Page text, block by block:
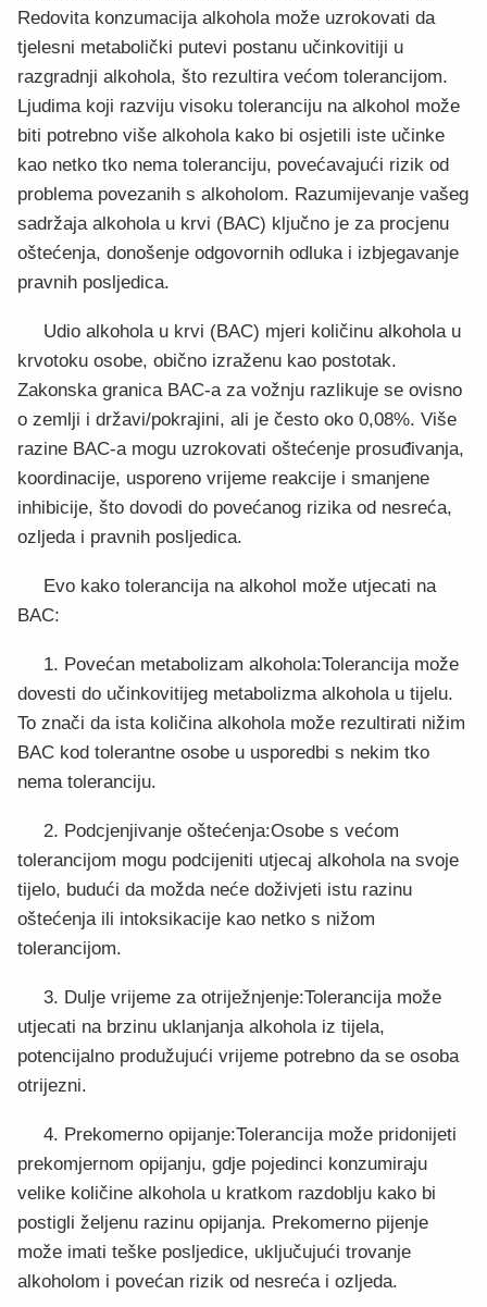
Redovita konzumacija alkohola može uzrokovati da
tjelesni metabolički putevi postanu učinkovitiji u
razgradnji alkohola, što rezultira većom tolerancijom.
Ljudima koji razviju visoku toleranciju na alkohol može
biti potrebno više alkohola kako bi osjetili iste učinke
kao netko tko nema toleranciju, povećavajući rizik od
problema povezanih s alkoholom. Razumijevanje vašeg
sadržaja alkohola u krvi (BAC) ključno je za procjenu
oštećenja, donošenje odgovornih odluka i izbjegavanje
pravnih posljedica.
Udio alkohola u krvi (BAC) mjeri količinu alkohola u
krvotoku osobe, obično izraženu kao postotak.
Zakonska granica BAC-a za vožnju razlikuje se ovisno
o zemlji i državi/pokrajini, ali je često oko 0,08%. Više
razine BAC-a mogu uzrokovati oštećenje prosuđivanja,
koordinacije, usporeno vrijeme reakcije i smanjene
inhibicije, što dovodi do povećanog rizika od nesreća,
ozljeda i pravnih posljedica.
Evo kako tolerancija na alkohol može utjecati na
BAC:
1. Povećan metabolizam alkohola:Tolerancija može
dovesti do učinkovitijeg metabolizma alkohola u tijelu.
To znači da ista količina alkohola može rezultirati nižim
BAC kod tolerantne osobe u usporedbi s nekim tko
nema toleranciju.
2. Podcjenjivanje oštećenja:Osobe s većom
tolerancijom mogu podcijeniti utjecaj alkohola na svoje
tijelo, budući da možda neće doživjeti istu razinu
oštećenja ili intoksikacije kao netko s nižom
tolerancijom.
3. Dulje vrijeme za otriježnjenje:Tolerancija može
utjecati na brzinu uklanjanja alkohola iz tijela,
potencijalno produžujući vrijeme potrebno da se osoba
otrijezni.
4. Prekomerno opijanje:Tolerancija može pridonijeti
prekomjernom opijanju, gdje pojedinci konzumiraju
velike količine alkohola u kratkom razdoblju kako bi
postigli željenu razinu opijanja. Prekomerno pijenje
može imati teške posljedice, uključujući trovanje
alkoholom i povećan rizik od nesreća i ozljeda.